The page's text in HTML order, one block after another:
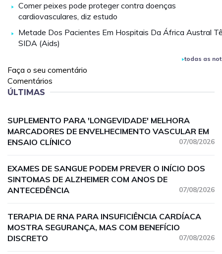
Comer peixes pode proteger contra doenças
cardiovasculares, diz estudo
Metade Dos Pacientes Em Hospitais Da África Austral
SIDA (Aids)
todas as
Faça o seu comentário
Comentários
ÚLTIMAS
SUPLEMENTO PARA 'LONGEVIDADE' MELHORA
MARCADORES DE ENVELHECIMENTO VASCULAR EM
ENSAIO CLÍNICO
07/08/2026
EXAMES DE SANGUE PODEM PREVER O INÍCIO DOS
SINTOMAS DE ALZHEIMER COM ANOS DE
ANTECEDÊNCIA
07/08/2026
TERAPIA DE RNA PARA INSUFICIÊNCIA CARDÍACA
MOSTRA SEGURANÇA, MAS COM BENEFÍCIO
DISCRETO
07/08/2026